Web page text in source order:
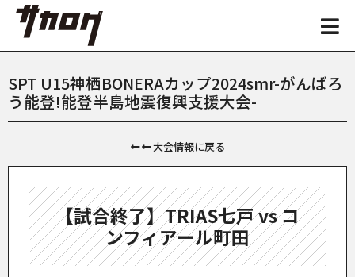
SPT U15神栖BONERAカップ2024smr-がんばろ
う能登!能登半島地震復興⽀援⼤会-
大会情報に戻る
【試合終了】TRIAS七戸 vs コ
ンフィアール町田